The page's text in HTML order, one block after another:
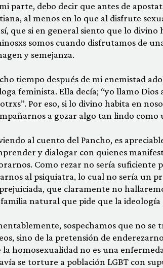
parte, debo decir que antes de
al menos en lo que al disfrute
que si en general siento que lo
somos cuando disfrutamos de
y semejanza.
tiempo después de mi enemistad
feminista. Ella decía; “yo llamo
Por eso, si lo divino habita en
a gozar algo tan lindo como
al cuento del Pancho, es
y dialogar con quienes
Como rezar no sería suficiente
al psiquiatra, lo cual no sería un
que claramente no
familia natural que pide que la
sospechamos que no
sino de la pretensión de
la homosexualidad no es una
se torture a población LGBT con